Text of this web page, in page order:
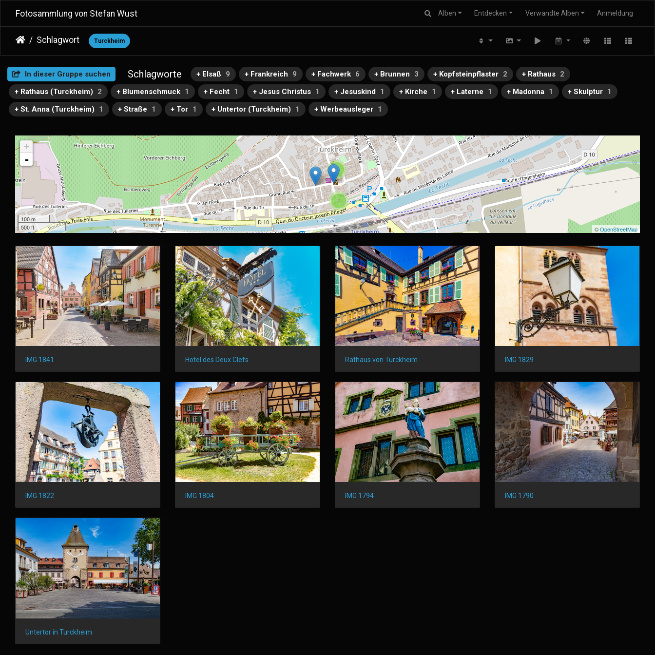
Fotosammlung von Stefan Wust Alben Entdecken Verwandte Alben Anmeldung
Schlagwort Turckheim
In dieser Gruppe suchen Schlagworte + Elsaß 9 + Frankreich 9 + Fachwerk 6 + Brunnen 3 + Kopfsteinpflaster 2 + Rathaus 2
+ Rathaus (Turckheim)
2 + Blumenschmuck 1 + Fecht 1 + Jesus Christus 1 + Jesuskind 1 + Kirche 1 + Laterne 1 + Madonna 1 + Skulptur 1
+ St. Anna (Turckheim)
1 + Straße 1 + Tor 1 + Untertor (Turckheim) 1 + Werbeausleger 1
2
5
+
-
100 m
500 ft
©OpenStreetMap
IMG 1841 Hotel des Deux Clefs Rathaus von Turckheim IMG 1829
IMG 1822 IMG 1804 IMG 1794 IMG 1790
Untertor in Turckheim